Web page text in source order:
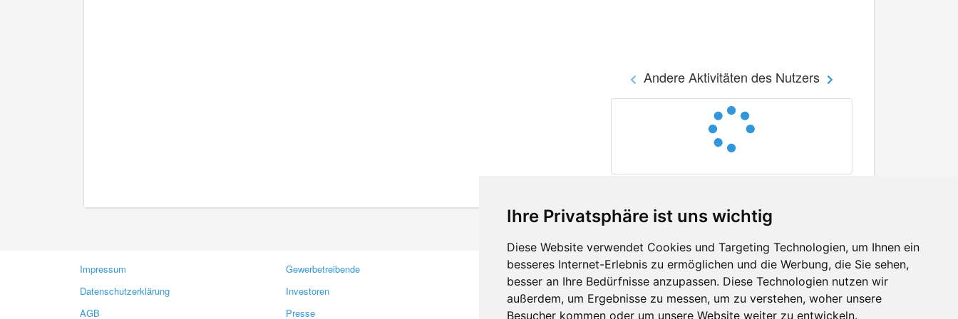
Ihre Privatsphäre ist uns wichtig
Diese Website verwendet Cookies und Targeting Technologien, um Ihnen ein
besseres Internet-Erlebnis zu ermöglichen und die Werbung, die Sie sehen,
besser an Ihre Bedürfnisse anzupassen. Diese Technologien nutzen wir
außerdem, um Ergebnisse zu messen, um zu verstehen, woher unsere
Besucher kommen oder um unsere Website weiter zu entwickeln.
Andere Aktivitäten des Nutzers
Impressum
Datenschutzerklärung
AGB
Gewerbetreibende
Investoren
Presse
Kontakt
Feedback
Fehler melden
Facebook
Twitter
YouTube